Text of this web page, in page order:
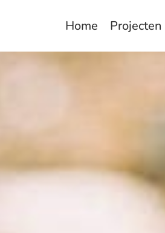
Home Projecten